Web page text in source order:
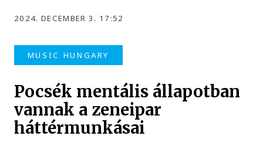
2024. DECEMBER 3. 17:52
MUSIC HUNGARY
Pocsék mentális állapotban
vannak a zeneipar
háttérmunkásai